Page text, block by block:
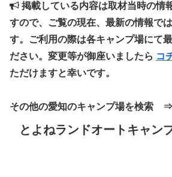
掲載している内容は取材当時の情
すので、ご覧の現在、最新の情報で
す。ご利用の際は各キャンプ場にて
ださい。変更等が御座いましたら コ
ただけますと幸いです。
その他の愛知のキャンプ場を検索
とよねランドオートキャン